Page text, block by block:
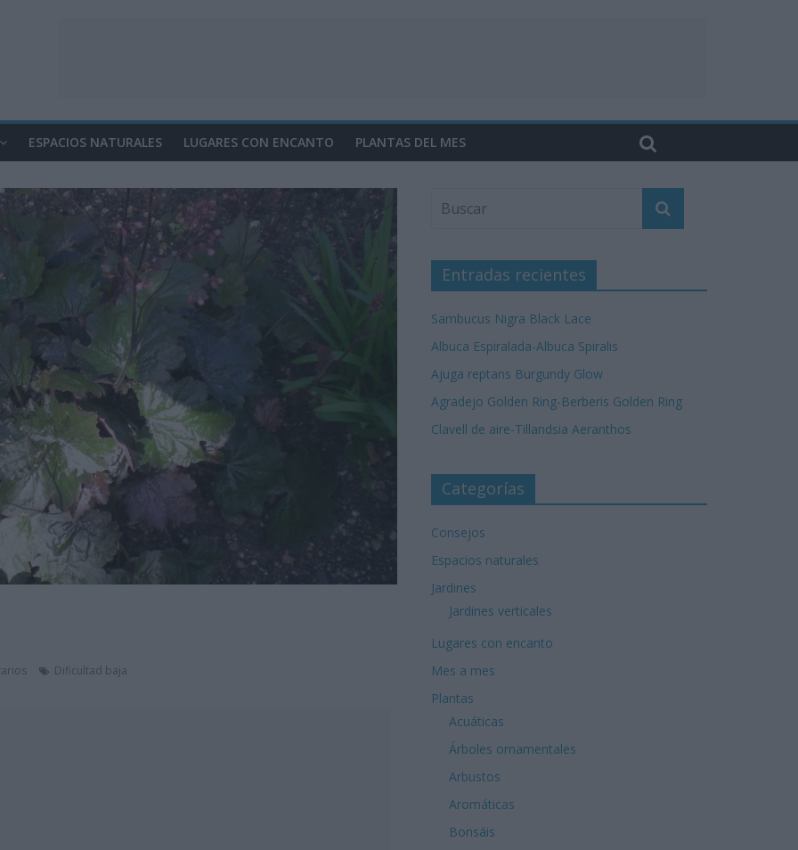
ESPACIOS NATURALES LUGARES CON ENCANTO PLANTAS DEL MES
Dificultad baja
Entradas recientes
Sambucus Nigra Black Lace
Albuca Espiralada-Albuca Spiralis
Ajuga reptans Burgundy Glow
Agradejo Golden Ring-Berberis Golden Ring
Clavell de aire-Tillandsia Aeranthos
Categorías
Consejos
Espacios naturales
Jardines
Jardines verticales
Lugares con encanto
Mes a mes
Plantas
Acuáticas
Árboles ornamentales
Arbustos
Aromáticas
Bonsáis